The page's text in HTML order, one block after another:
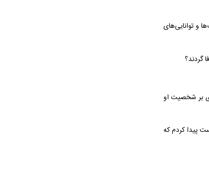
خود مهارت‌ها و توانایی‌های
بر شخصیت او
پیدا کردم که